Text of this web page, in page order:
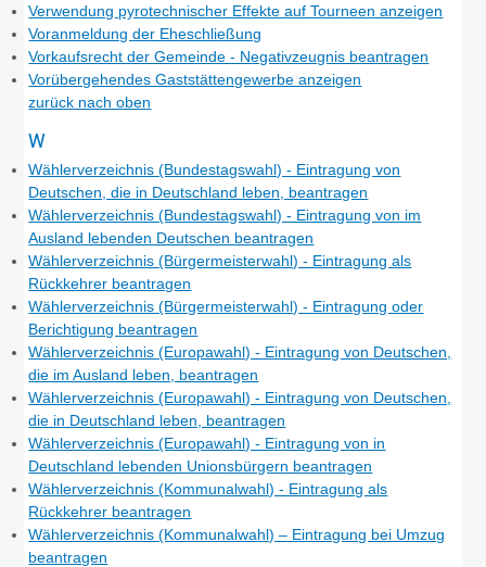
Verwendung pyrotechnischer Effekte auf Tourneen anzeigen
Voranmeldung der Eheschließung
Vorkaufsrecht der Gemeinde - Negativzeugnis beantragen
Vorübergehendes Gaststättengewerbe anzeigen
zurück nach oben
W
Wählerverzeichnis (Bundestagswahl) - Eintragung von
Deutschen, die in Deutschland leben, beantragen
Wählerverzeichnis (Bundestagswahl) - Eintragung von im
Ausland lebenden Deutschen beantragen
Wählerverzeichnis (Bürgermeisterwahl) - Eintragung als
Rückkehrer beantragen
Wählerverzeichnis (Bürgermeisterwahl) - Eintragung oder
Berichtigung beantragen
Wählerverzeichnis (Europawahl) - Eintragung von Deutschen,
die im Ausland leben, beantragen
Wählerverzeichnis (Europawahl) - Eintragung von Deutschen,
die in Deutschland leben, beantragen
Wählerverzeichnis (Europawahl) - Eintragung von in
Deutschland lebenden Unionsbürgern beantragen
Wählerverzeichnis (Kommunalwahl) - Eintragung als
Rückkehrer beantragen
Wählerverzeichnis (Kommunalwahl) – Eintragung bei Umzug
beantragen